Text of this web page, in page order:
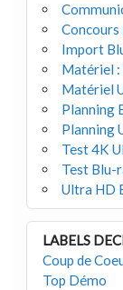
Import
Matériel :
Matériel
Planning
Planning
Test 4K
Test Blu-
Ultra HD
LABELS
Coup de
Top Démo